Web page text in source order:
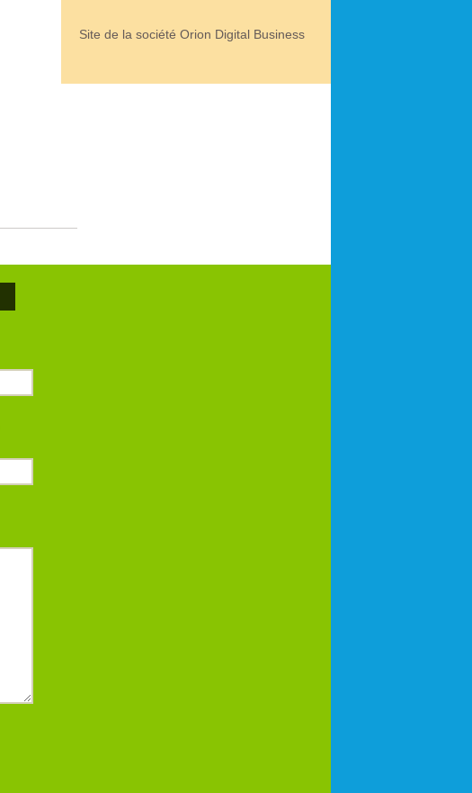
Site de la société Orion Digital Business